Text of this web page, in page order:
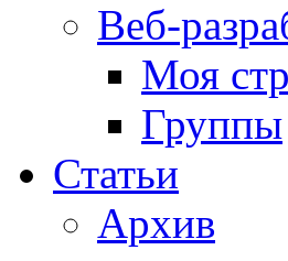
Веб-
Моя
Группы
Статьи
Архив